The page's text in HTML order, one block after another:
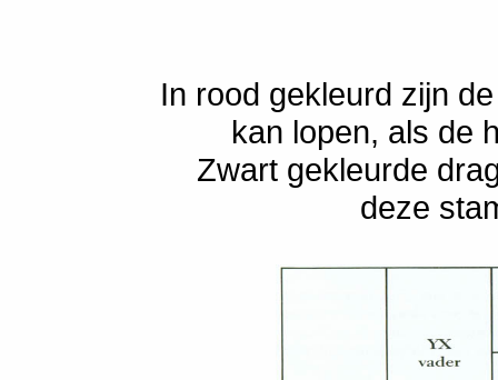
In rood gekleurd zijn
kan lopen, als de
Zwart gekleurde
deze